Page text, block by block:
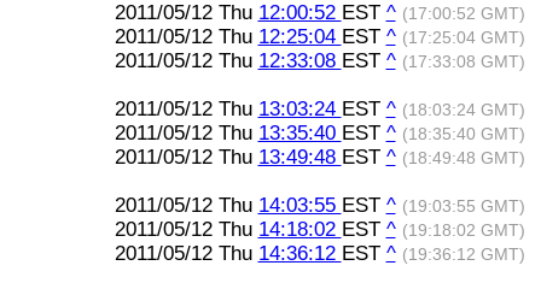
2011/05/12 Thu 12:00:52 EST ^ (17:00:52 GMT)
2011/05/12 Thu 12:25:04 EST ^ (17:25:04 GMT)
2011/05/12 Thu 12:33:08 EST ^ (17:33:08 GMT)
2011/05/12 Thu 13:03:24 EST ^ (18:03:24 GMT)
2011/05/12 Thu 13:35:40 EST ^ (18:35:40 GMT)
2011/05/12 Thu 13:49:48 EST ^ (18:49:48 GMT)
2011/05/12 Thu 14:03:55 EST ^ (19:03:55 GMT)
2011/05/12 Thu 14:18:02 EST ^ (19:18:02 GMT)
2011/05/12 Thu 14:36:12 EST ^ (19:36:12 GMT)